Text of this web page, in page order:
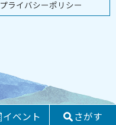
プライバシーポリシー
イベント さがす